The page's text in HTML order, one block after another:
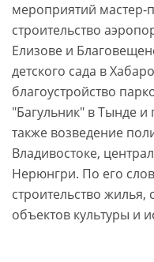
мероприятий мастер-
строительство
Елизове и
детского сада в
благоустройство
"Багульник" в Тынде
также возведение
Владивостоке,
Нерюнгри. По его
строительство
объектов культуры и